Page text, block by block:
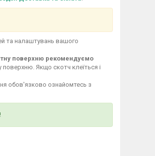
та налаштувань вашого
поверхню рекомендуємо
Якщо скотч клеїться і
обов'язково ознайомтесь з